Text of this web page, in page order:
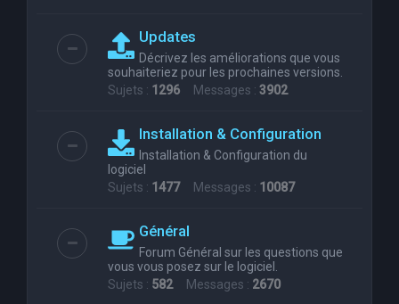
Updates
Décrivez les améliorations que vous
souhaiteriez pour les prochaines versions.
Sujets : 1296 Messages : 3902
Installation & Configuration
Installation & Configuration du
logiciel
Sujets : 1477Messages : 10087
Général
Forum Général sur les questions que
vous vous posez sur le logiciel.
Sujets : 582Messages : 2670